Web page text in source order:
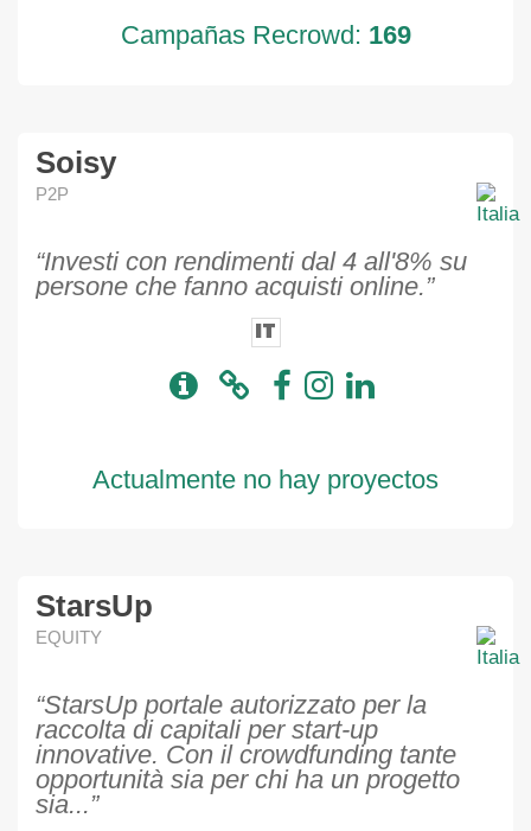
Campañas Recrowd: 169
Soisy
P2P
“Investi con rendimenti dal 4 all'8% su
persone che fanno acquisti online.”
IT
Actualmente no hay proyectos
StarsUp
EQUITY
“StarsUp portale autorizzato per la
raccolta di capitali per start-up
innovative. Con il crowdfunding tante
opportunità sia per chi ha un progetto
sia...”